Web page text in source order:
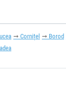
Cornițel Borod